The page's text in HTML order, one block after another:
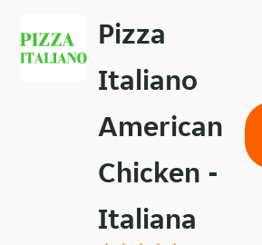
menú
Pizza
Italiano
American
Chicken -
Italiana